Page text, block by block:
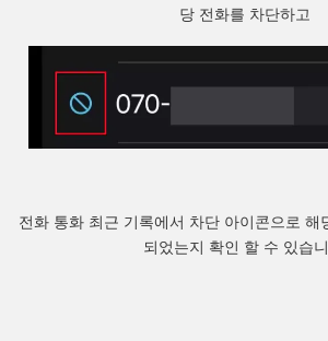
당 전화를 차단하고
전화 통화 최근 기록에서 차단 아이콘으로 해
되었는지 확인 할 수 있습